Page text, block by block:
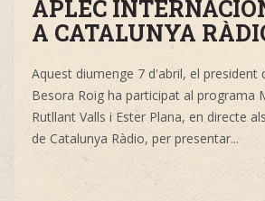
APLEC
A CATALUNYA
Aquest diumenge 7 d'abril, el president
Besora Roig ha participat al programa
Rutllant Valls i Ester Plana, en directe
de Catalunya Ràdio, per presentar...